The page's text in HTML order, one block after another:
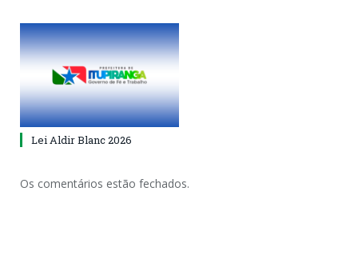
Lei Aldir Blanc 2026
Os comentários estão fechados.